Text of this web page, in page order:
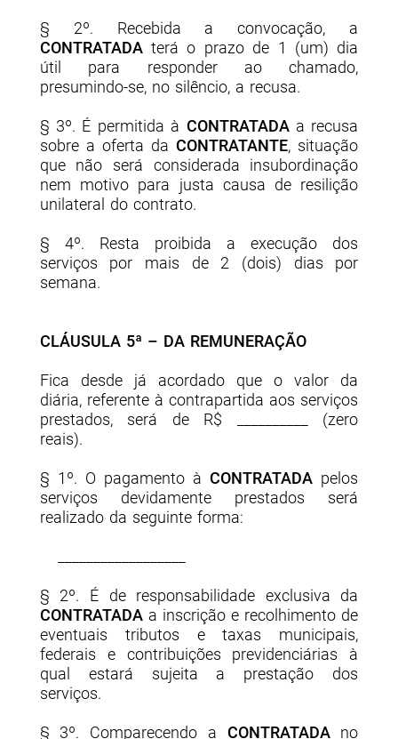
§ 2º. Recebida a convocação, a
CONTRATADAterá o prazo de 1 (um) dia
útil para responder ao chamado,
presumindo-se, no silêncio, a recusa.
§ 3º. É permitida à CONTRATADAa recusa
sobre a oferta daCONTRATANTE, situação
que não será considerada insubordinação
nem motivo para justa causa de resilição
unilateral do contrato.
§ 4º. Resta proibida a execução dos
serviços por mais de 2 (dois) dias por
semana.
CLÁUSULA 5ª – DA REMUNERAÇÃO
Fica desde já acordado que o valor da
diária, referente à contrapartida aos serviços
prestados, será de R$ __________ (zero
reais).
§ 1º. O pagamento àCONTRATADA pelos
serviços devidamente prestados será
realizado da seguinte forma:
§ 2º. É de responsabilidade exclusiva da
CONTRATADAa inscrição e recolhimento de
eventuais tributos e taxas municipais,
federais e contribuições previdenciárias à
qual estará sujeita a prestação dos
serviços.
§ 3º. Comparecendo a CONTRATADAno